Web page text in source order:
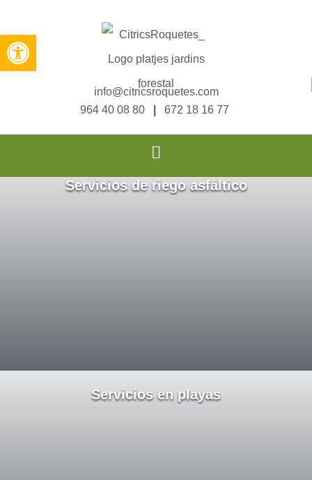
info@citricsroquetes.com
964 40 08 80
672 18 16 77
Servicios de riego asfáltico
Servicios en playas
Abrir barra de herramientas